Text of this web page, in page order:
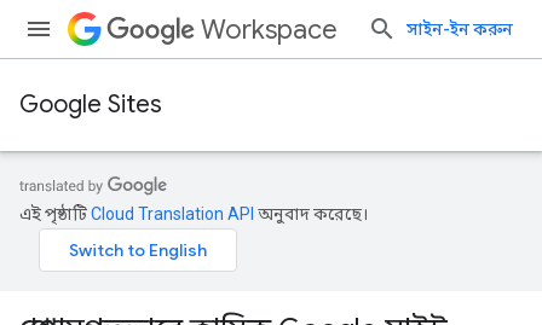
Workspace সাইন-ইন করুন
Google Sites
এই পৃষ্ঠাটিCloud Translation API অনুবাদ করেছে।